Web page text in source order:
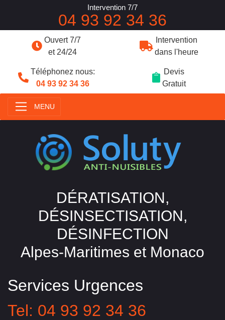
Ouvert 7/7
et 24/24
Intervention
dans l'heure
Téléphonez nous:
04 93 92 34 36
Devis
Gratuit
MENU
DÉRATISATION,
DÉSINSECTISATION,
DÉSINFECTION
Alpes-Maritimes et Monaco
Services Urgences
Tel: 04 93 92 34 36
Intervention 7/7
04 93 92 34 36